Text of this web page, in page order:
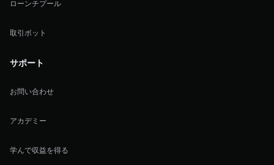
ローンチプール
取引ボット
サポート
お問い合わせ
アカデミー
学んで収益を得る